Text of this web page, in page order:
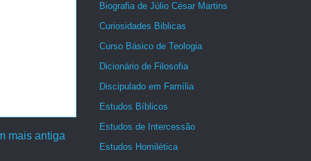
mais antiga
Biografia de Júlio César Martins
Curiosidades Biblicas
Curso Básico de Teologia
Dicionário de Filosofia
Discipulado em Família
Estudos Bíblicos
Estudos de Intercessão
Estudos Homilética